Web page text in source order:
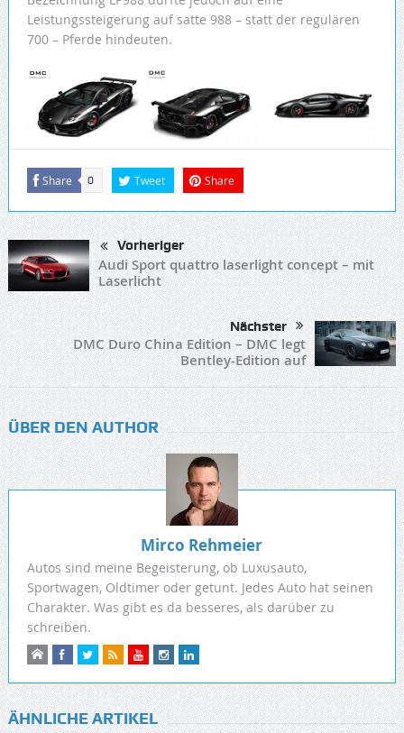
Leistungssteigerung auf satte 988 – statt der regulären
700 – Pferde hindeuten.
Share 0 Tweet Share
Vorheriger
Audi Sport quattro laserlight concept – mit
Laserlicht
Nächster
DMC Duro China Edition – DMC legt
Bentley-Edition auf
ÜBER DEN AUTHOR
Mirco Rehmeier
Autos sind meine Begeisterung, ob Luxusauto,
Sportwagen, Oldtimer oder getunt. Jedes Auto hat seinen
Charakter. Was gibt es da besseres, als darüber zu
schreiben.
ÄHNLICHE ARTIKEL